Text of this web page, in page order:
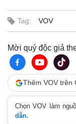
Tag: VOV
Mời quý độc giả
Thêm VOV trên
Chọn VOV làm
dẫn.